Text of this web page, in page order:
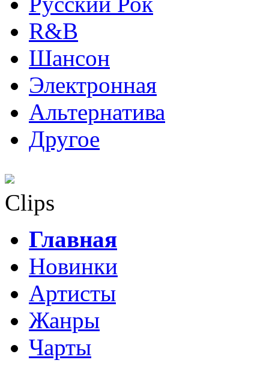
R&B
Шансон
Электронная
Альтернатива
Другое
Clips
Главная
Новинки
Артисты
Жанры
Чарты